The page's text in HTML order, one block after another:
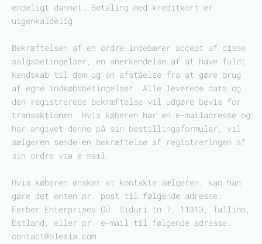
endeligt dannet. Betaling med kreditkort er
uigenkaldelig.
Bekræftelsen af en ordre indebærer accept af disse
salgsbetingelser, en anerkendelse af at have fuldt
kendskab til dem og en afståelse fra at gøre brug
af egne indkøbsbetingelser. Alle leverede data og
den registrerede bekræftelse vil udgøre bevis for
transaktionen. Hvis køberen har en e-mailadresse og
har angivet denne på sin bestillingsformular, vil
sælgeren sende en bekræftelse af registreringen af
sin ordre via e-mail.
Hvis køberen ønsker at kontakte sælgeren, kan han
gøre det enten pr. post til følgende adresse:
Ferber Enterprises OÜ, Siduri tn 7, 11313, Tallinn,
Estland, eller pr. e-mail til følgende adresse:
contact@oleaia.com